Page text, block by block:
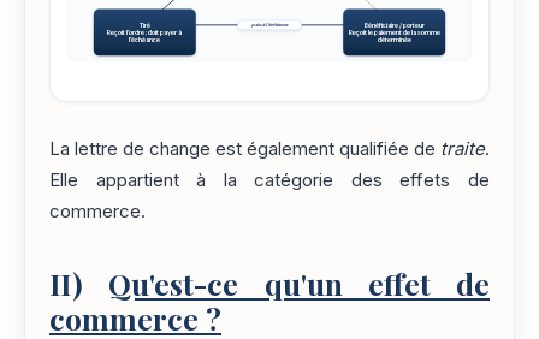
Tiré
Reçoit l'ordre ; doit payer à
l'échéance
Bénéficiaire / porteur
Reçoit le paiement de la somme
déterminée
paie à l'échéance
La lettre de change est également qualifiée de traite.
Elle appartient à la catégorie des effets de
commerce.
II) Qu'est-ce qu'un effet de
commerce ?